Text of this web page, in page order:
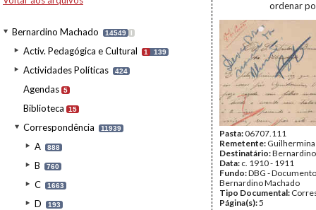
Bernardino Machado 14549 I
Activ. Pedagógica e Cultural 1 139
Actividades Políticas 424
Agendas 5
Biblioteca 15
Correspondência 11939
A 888
B 760
C 1663
D 193
ordenar
Pasta:06707.111
Remetente: Guilhermina
Destinatário:
Data: c. 1910 - 1911
Fundo:DBG -
Bernardino Machado
Tipo Documental:
Página(s):5